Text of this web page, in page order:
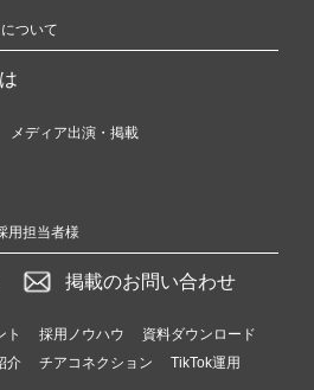
ついて
メディア出演・掲載
用担当者様
掲載のお問い合わせ
ト 採用ノウハウ
資料ダウンロード
介 チアコネクション
TikTok運用